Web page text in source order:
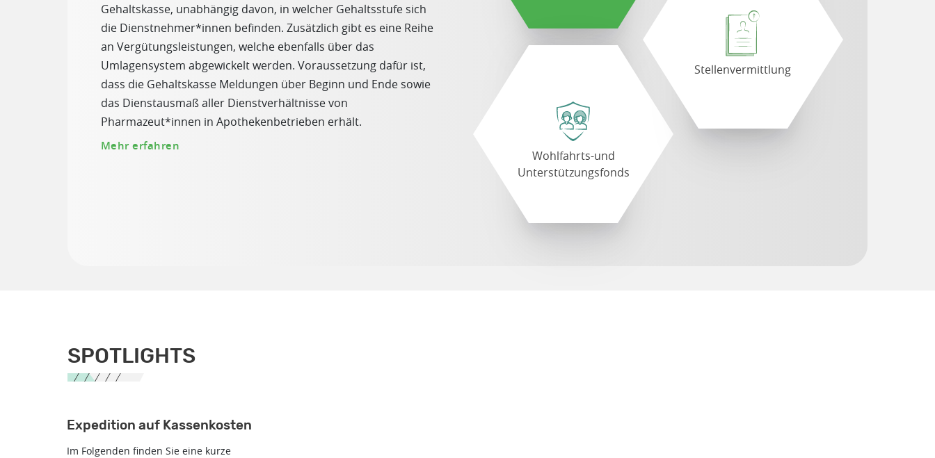
Gehaltskasse, unabhängig davon, in welcher Gehaltsstufe sich
die Dienstnehmer*innen befinden. Zusätzlich gibt es eine Reihe
an Vergütungsleistungen, welche ebenfalls über das
Umlagensystem abgewickelt werden. Voraussetzung dafür ist,
dass die Gehaltskasse Meldungen über Beginn und Ende sowie
das Dienstausmaß aller Dienstverhältnisse von
Pharmazeut*innen in Apothekenbetrieben erhält.
Mehr erfahren
Wohlfahrts-und
Unterstützungsfonds
Stellenvermittlung
SPOTLIGHTS
Expedition auf Kassenkosten
Im Folgenden finden Sie eine kurze